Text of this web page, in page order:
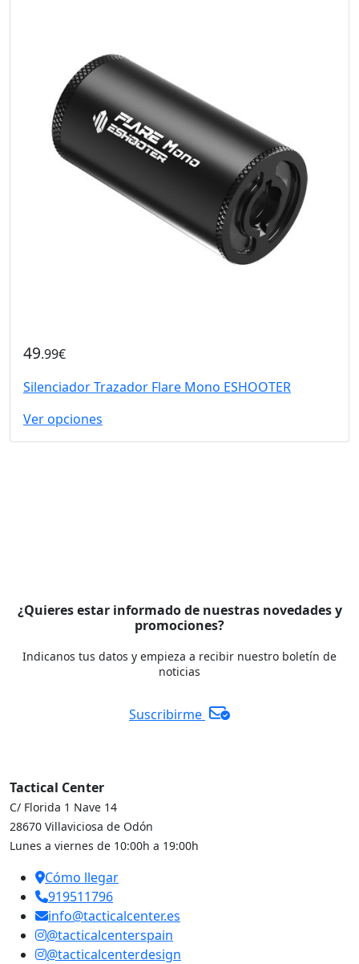
49.99€
Silenciador Trazador Flare Mono ESHOOTER
Ver opciones
¿Quieres estar informado de nuestras novedades y
promociones?
Indicanos tus datos y empieza a recibir nuestro boletín de
noticias
Suscribirme
Tactical Center
C/ Florida 1 Nave 14
28670 Villaviciosa de Odón
Lunes a viernes de 10:00h a 19:00h
Cómo llegar
919511796
info@tacticalcenter.es
@tacticalcenterspain
@tacticalcenterdesign